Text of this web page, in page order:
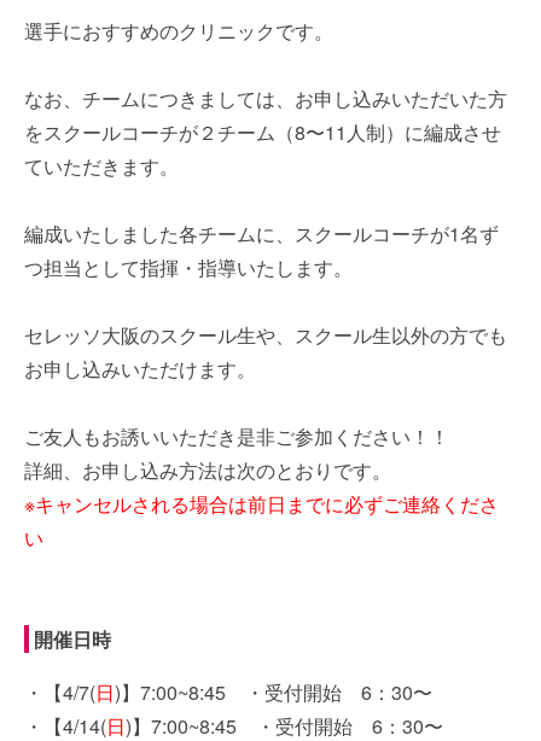
選手におすすめのクリニックです。
なお、チームにつきましては、お申し込みいただいた方
をスクールコーチが２チーム（8〜11人制）に編成させ
ていただきます。
編成いたしました各チームに、スクールコーチが1名ず
つ担当として指揮・指導いたします。
セレッソ大阪のスクール生や、スクール生以外の方でも
お申し込みいただけます。
ご友人もお誘いいただき是非ご参加ください！！
詳細、お申し込み方法は次のとおりです。
※キャンセルされる場合は前日までに必ずご連絡くださ
い
開催日時
・【4/7(日)】7:00~8:45 ・受付開始 6：30〜
・【4/14(日)】7:00~8:45 ・受付開始 6：30〜